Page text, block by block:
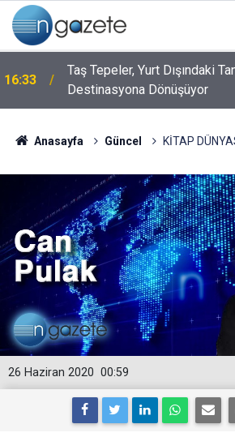
16:33
Taş Tepeler, Yurt Dışındaki
Destinasyona Dönüşüyor
Anasayfa Güncel KİTAP
00:59
26 Haziran 2020